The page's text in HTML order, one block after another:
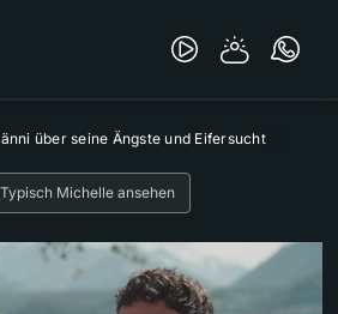
über seine Ängste und Eifersucht
Michelle ansehen